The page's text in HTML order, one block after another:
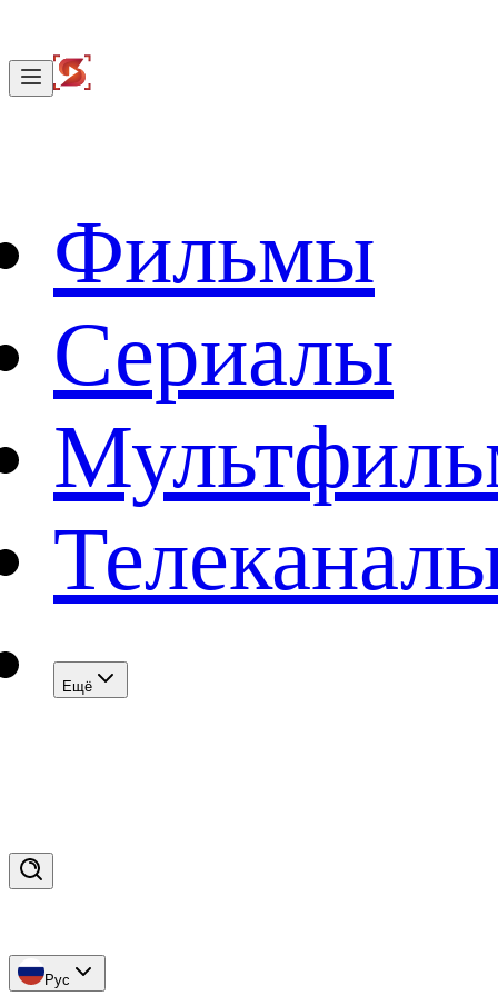
Фильмы
Сериалы
Eщё
Рус